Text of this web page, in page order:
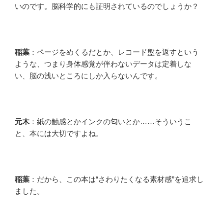
いのです。脳科学的にも証明されているのでしょうか？
稲葉 ：ページをめくるだとか、レコード盤を返すという
ような、つまり身体感覚が伴わないデータは定着しな
い、脳の浅いところにしか入らないんです。
元木：紙の触感とかインクの匂いとか……そういうこ
と、本には大切ですよね。
稲葉 ：だから、この本は“さわりたくなる素材感”を追求し
ました。